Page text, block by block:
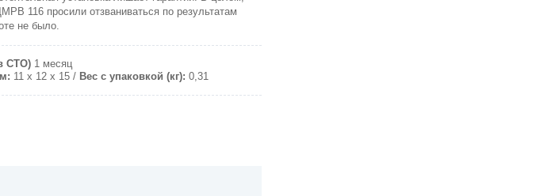
116 просили отзваниваться по результатам
не было.
СТО) 1 месяц
11 х 12 х 15 Вес с упаковкой (кг): 0,31